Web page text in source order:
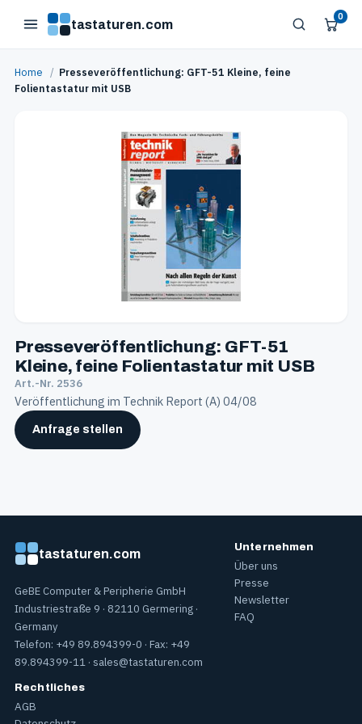
tastaturen.com
0
Home / Presseveröffentlichung: GFT-51 Kleine, feine
Folientastatur mit USB
Presseveröffentlichung: GFT-51
Kleine, feine Folientastatur mit USB
Art.-Nr. 2536
Veröffentlichung im Technik Report (A) 04/08
Anfrage stellen
tastaturen.com
GeBE Computer & Peripherie GmbH
Industriestraße 9 · 82110 Germering ·
Germany
Telefon: +49 89.894399-0 · Fax: +49
89.894399-11 · sales@tastaturen.com
Unternehmen
Über uns
Presse
Newsletter
FAQ
Rechtliches
AGB